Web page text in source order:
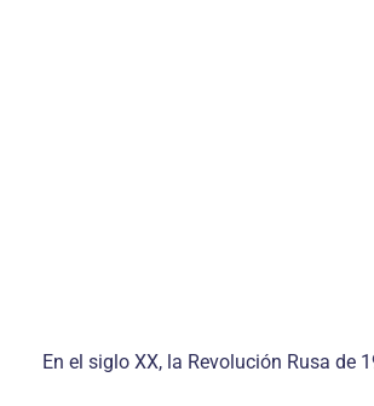
En el siglo XX, la Revolución Rusa